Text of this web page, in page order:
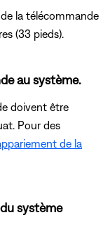
la télécommande
(33 pieds).
au système.
doivent être
Pour des
de la
système